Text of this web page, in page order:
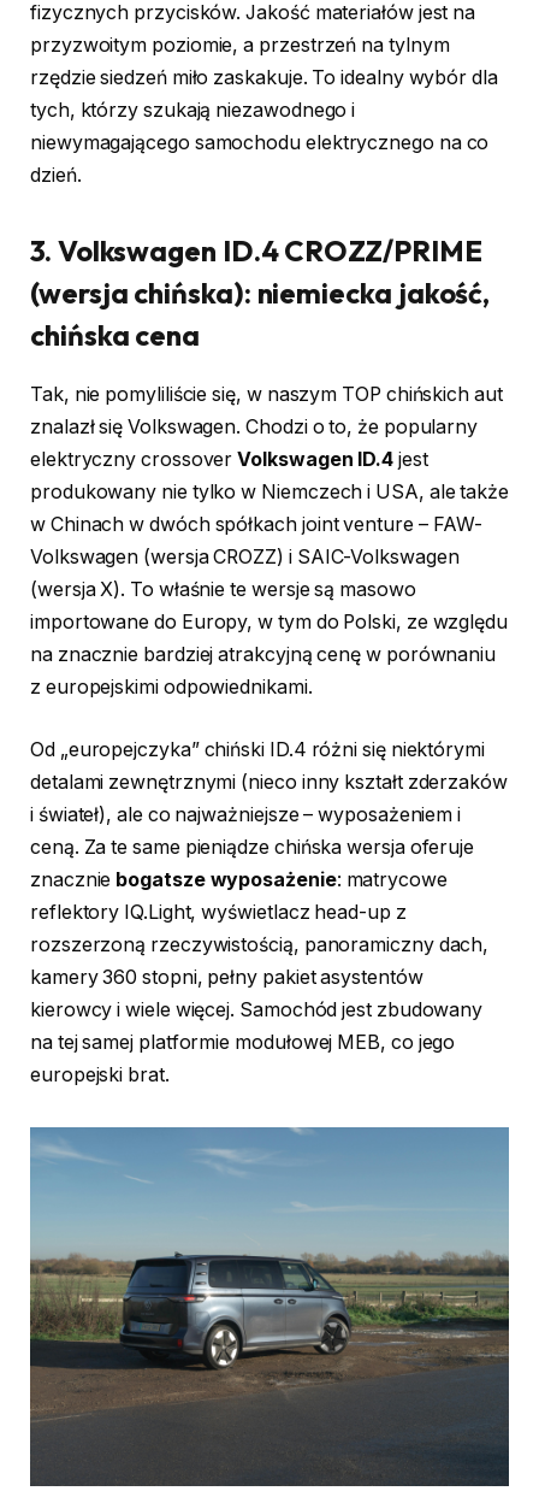
fizycznych przycisków. Jakość materiałów jest na
przyzwoitym poziomie, a przestrzeń na tylnym
rzędzie siedzeń miło zaskakuje. To idealny wybór dla
tych, którzy szukają niezawodnego i
niewymagającego samochodu elektrycznego na co
dzień.
3. Volkswagen ID.4 CROZZ/PRIME
(wersja chińska): niemiecka jakość,
chińska cena
Tak, nie pomyliliście się, w naszym TOP chińskich aut
znalazł się Volkswagen. Chodzi o to, że popularny
elektryczny crossoverVolkswagen ID.4 jest
produkowany nie tylko w Niemczech i USA, ale także
w Chinach w dwóch spółkach joint venture – FAW-
Volkswagen (wersja CROZZ) i SAIC-Volkswagen
(wersja X). To właśnie te wersje są masowo
importowane do Europy, w tym do Polski, ze względu
na znacznie bardziej atrakcyjną cenę w porównaniu
z europejskimi odpowiednikami.
Od „europejczyka” chiński ID.4 różni się niektórymi
detalami zewnętrznymi (nieco inny kształt zderzaków
i świateł), ale co najważniejsze – wyposażeniem i
ceną. Za te same pieniądze chińska wersja oferuje
znacznie bogatsze wyposażenie: matrycowe
reflektory IQ.Light, wyświetlacz head-up z
rozszerzoną rzeczywistością, panoramiczny dach,
kamery 360 stopni, pełny pakiet asystentów
kierowcy i wiele więcej. Samochód jest zbudowany
na tej samej platformie modułowej MEB, co jego
europejski brat.